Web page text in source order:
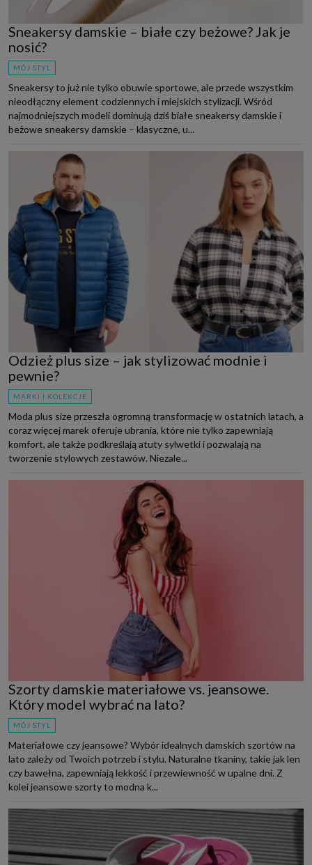
Sneakersy damskie – białe czy beżowe? Jak je
nosić?
MÓJ STYL
Sneakersy to już nie tylko obuwie sportowe, ale przede wszystkim
nieodłączny element codziennych i miejskich stylizacji. Wśród
najmodniejszych modeli dominują dziś białe sneakersy damskie i
beżowe sneakersy damskie – klasyczne, u...
Odzież plus size – jak stylizować modnie i
pewnie?
MARKI I KOLEKCJE
Moda plus size przeszła ogromną transformację w ostatnich latach, a
coraz więcej marek oferuje ubrania, które nie tylko zapewniają
komfort, ale także podkreślają atuty sylwetki i pozwalają na
tworzenie stylowych zestawów. Niezale...
Szorty damskie materiałowe vs. jeansowe.
Który model wybrać na lato?
MÓJ STYL
Materiałowe czy jeansowe? Wybór idealnych damskich szortów na
lato zależy od Twoich potrzeb i stylu. Naturalne tkaniny, takie jak len
czy bawełna, zapewniają lekkość i przewiewność w upalne dni. Z
kolei jeansowe szorty to modna k...